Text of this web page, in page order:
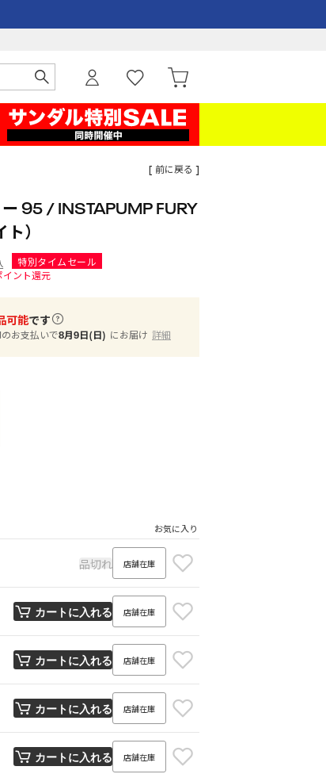
[ 前に戻る ]
95 / INSTAPUMP FURY
）
特別タイムセール
ント還元
可能です
のお支払いで8月9日(日) にお届け 詳細
お気に入り
品切れ 店舗在庫
カートに入れる 店舗在庫
カートに入れる 店舗在庫
カートに入れる 店舗在庫
カートに入れる 店舗在庫